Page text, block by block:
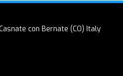
con Bernate (CO) Italy